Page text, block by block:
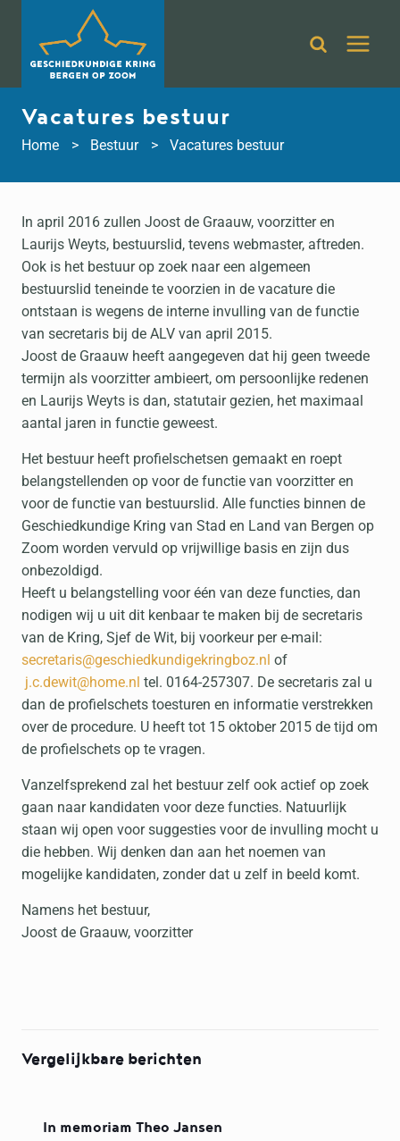
inhoud
Vacatures bestuur
Home Bestuur Vacatures bestuur
In april 2016 zullen Joost de Graauw, voorzitter en
Laurijs Weyts, bestuurslid, tevens webmaster, aftreden.
Ook is het bestuur op zoek naar een algemeen
bestuurslid teneinde te voorzien in de vacature die
ontstaan is wegens de interne invulling van de functie
van secretaris bij de ALV van april 2015.
Joost de Graauw heeft aangegeven dat hij geen tweede
termijn als voorzitter ambieert, om persoonlijke redenen
en Laurijs Weyts is dan, statutair gezien, het maximaal
aantal jaren in functie geweest.
Het bestuur heeft profielschetsen gemaakt en roept
belangstellenden op voor de functie van voorzitter en
voor de functie van bestuurslid. Alle functies binnen de
Geschiedkundige Kring van Stad en Land van Bergen op
Zoom worden vervuld op vrijwillige basis en zijn dus
onbezoldigd.
Heeft u belangstelling voor één van deze functies, dan
nodigen wij u uit dit kenbaar te maken bij de secretaris
van de Kring, Sjef de Wit, bij voorkeur per e-mail:
secretaris@geschiedkundigekringboz.nl of
j.c.dewit@home.nl tel. 0164-257307. De secretaris zal u
dan de profielschets toesturen en informatie verstrekken
over de procedure. U heeft tot 15 oktober 2015 de tijd om
de profielschets op te vragen.
Vanzelfsprekend zal het bestuur zelf ook actief op zoek
gaan naar kandidaten voor deze functies. Natuurlijk
staan wij open voor suggesties voor de invulling mocht u
die hebben. Wij denken dan aan het noemen van
mogelijke kandidaten, zonder dat u zelf in beeld komt.
Namens het bestuur,
Joost de Graauw, voorzitter
Vergelijkbare berichten
In memoriam Theo Jansen